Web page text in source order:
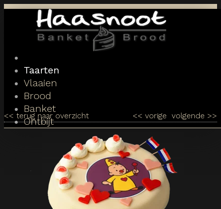
Toggle
navigation
Taarten
Vlaaien
Brood
Banket
Ontbijt
<< terug naar overzicht volgende >>
<< vorige